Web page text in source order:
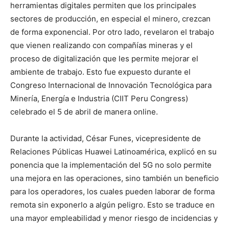
herramientas digitales permiten que los principales
sectores de producción, en especial el minero, crezcan
de forma exponencial. Por otro lado, revelaron el trabajo
que vienen realizando con compañías mineras y el
proceso de digitalización que les permite mejorar el
ambiente de trabajo. Esto fue expuesto durante el
Congreso Internacional de Innovación Tecnológica para
Minería, Energía e Industria (CIIT Peru Congress)
celebrado el 5 de abril de manera online.
Durante la actividad, César Funes, vicepresidente de
Relaciones Públicas Huawei Latinoamérica, explicó en su
ponencia que la implementación del 5G no solo permite
una mejora en las operaciones, sino también un beneficio
para los operadores, los cuales pueden laborar de forma
remota sin exponerlo a algún peligro. Esto se traduce en
una mayor empleabilidad y menor riesgo de incidencias y